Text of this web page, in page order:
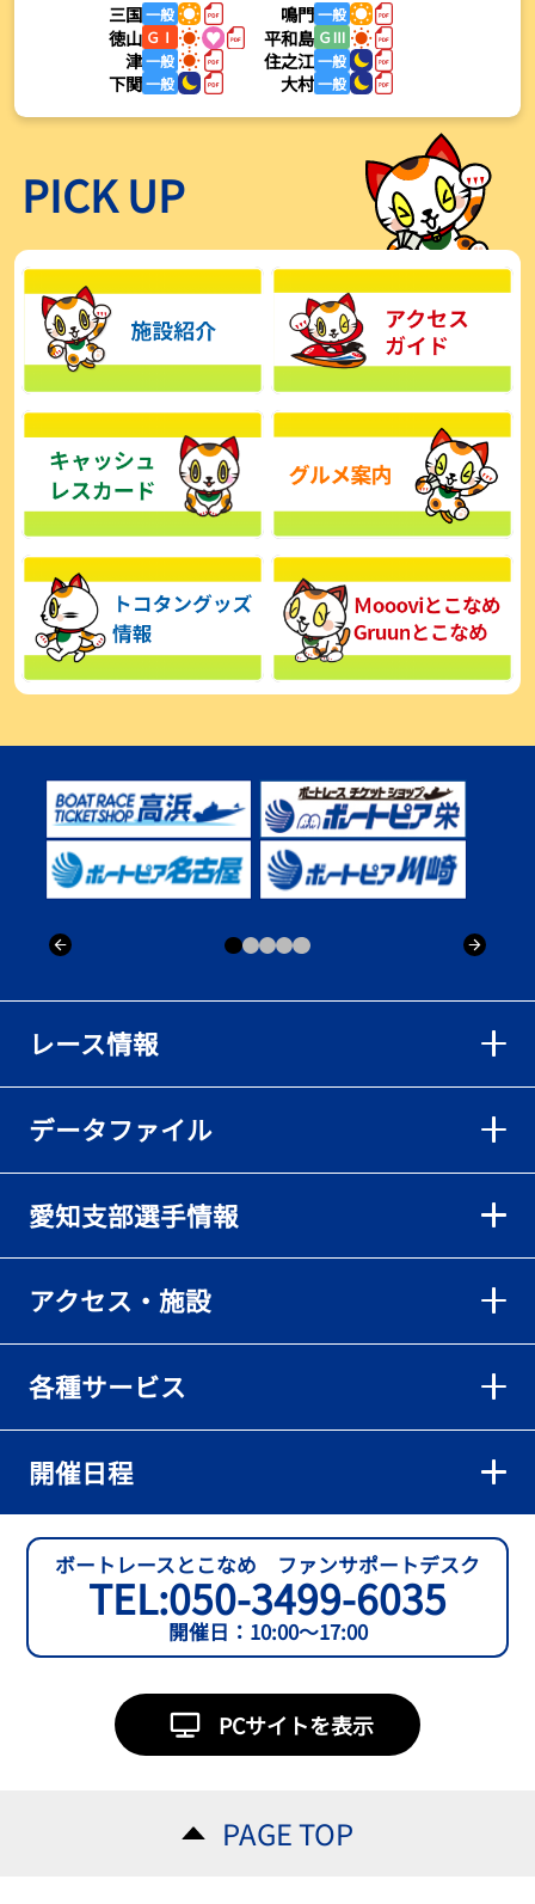
【ボートレース】４枠で優出の塚越海斗が強気節「攻めていくレー
スをします」／常滑 - 日刊スポーツ
2026年08月03日
【ボートレース】広瀬凜が接戦制して２着で優出「出足、回り足は
【とこなめボート】塚越海斗が優勝戦で脅威の伸びを披露する「合
ったときの伸びは自分が一番」
2026年08月03日
【とこなめボート】広瀬凜は準優で見つかった課題の克服へ「結果
的に１着を取れればいい」
2026年08月03日
【とこなめボート】西丸敦基が未勝利では終われない「最終日頑張
る」
2026年08月03日
【とこなめボート ルーキーシリーズ】広瀬凜 6位で予選突破「勝負
2026年08月02日
【とこなめボート 日野未来コラム とこなめミライ予想図】トコタン
お誕生日おめでとう！
2026年08月02日
んでもらったし、恩返しをしたいです」～とこなめルーキーＳ
【常滑ボート・ルーキーＳ】荒木颯斗 予選９位でセミファイナル進
出「そろそろ優勝したい」
2026年08月02日
回りは良くなった」／常滑 - 日刊スポーツ
【ボートレース】島川海輝が逃げ切って準優勝負駆け成功、準優は
伸び意識の調整で／常滑 - 日刊スポーツ
【ボートレース】地元の荒木颯斗が有言実行の予選突破「そろそろ
2026年08月02日
【とこなめボート】出足抜群の篠原晟弥だが「叩き変える可能性も
ある」と思案顔
【とこなめボート】準優６枠の西川拓利は「チルトを跳ねる可能性
もあります」
2026年08月02日
三国一般 鳴門一般
徳山 ＧⅠ 平和島 ＧⅢ
津一般 住之江一般
下関一般 大村一般
PICK UP
レース情報
データファイル
愛知支部選手情報
アクセス・施設
各種サービス
開催日程
ボートレースとこなめ ファンサポートデスク
TEL:050-3499-6035
開催日：10:00～17:00
PCサイトを表示
PAGE TOP